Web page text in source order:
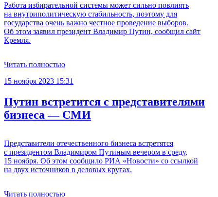
Работа избирательной системы может сильно повлиять
на внутриполитическую стабильность, поэтому для
государства очень важно честное проведение выборов.
Об этом заявил президент Владимир Путин, сообщил сайт
Кремля.
Читать полностью
15 ноября 2023 15:31
Путин встретится с представителями
бизнеса — СМИ
Представители отечественного бизнеса встретятся
с президентом Владимиром Путиным вечером в среду,
15 ноября. Об этом сообщило РИА «Новости» со ссылкой
на двух источников в деловых кругах.
Читать полностью